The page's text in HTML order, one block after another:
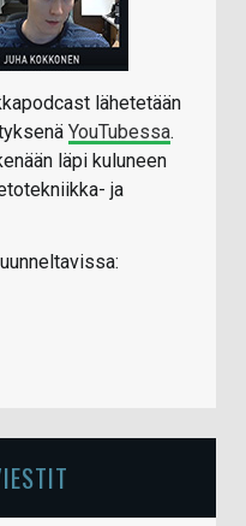
lähetetään
YouTubessa.
läpi kuluneen
ja